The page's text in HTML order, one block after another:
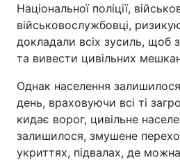
Національної поліції,
військовослужбовці,
докладали всіх зусиль, щоб
та вивести цивільних
Однак населення залишилося
день, враховуючи всі ті
кидає ворог, цивільне
залишилося, змушене
укриттях, підвалах, де